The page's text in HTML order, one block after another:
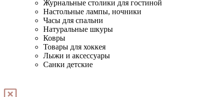
Журнальные столики для гостиной
Настольные лампы, ночники
Часы для спальни
Натуральные шкуры
Ковры
Товары для хоккея
Лыжи и аксессуары
Санки детские